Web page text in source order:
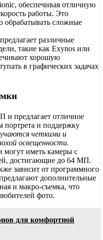
обеспечивая отличную
работы. Это
обрабатывать сложные
предлагает различные
такие как Exynos или
хорошую
в графических задачах
и предлагает отличное
портрета и поддержку
четкими и
освещенности.
могут иметь камеры с
достигающие до 64 МП.
зависит от программного
дополнительные
и макро-съемка, что
фото.
для комфортной